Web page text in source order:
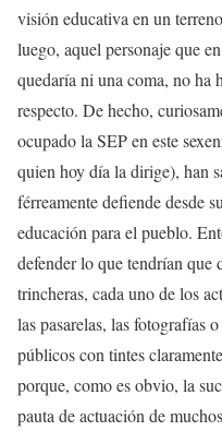
visión educativa en un
luego, aquel personaje que
quedaría ni una coma, no ha
respecto. De hecho,
ocupado la SEP en este
quien hoy día la dirige), han
férreamente defiende desde
educación para el pueblo.
defender lo que tendrían que
trincheras, cada uno de los
las pasarelas, las fotografías
públicos con tintes
porque, como es obvio, la
pauta de actuación de